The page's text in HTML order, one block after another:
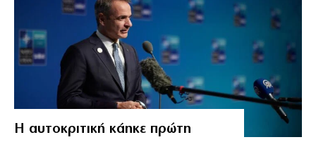
Η αυτοκριτική κάηκε πρώτη